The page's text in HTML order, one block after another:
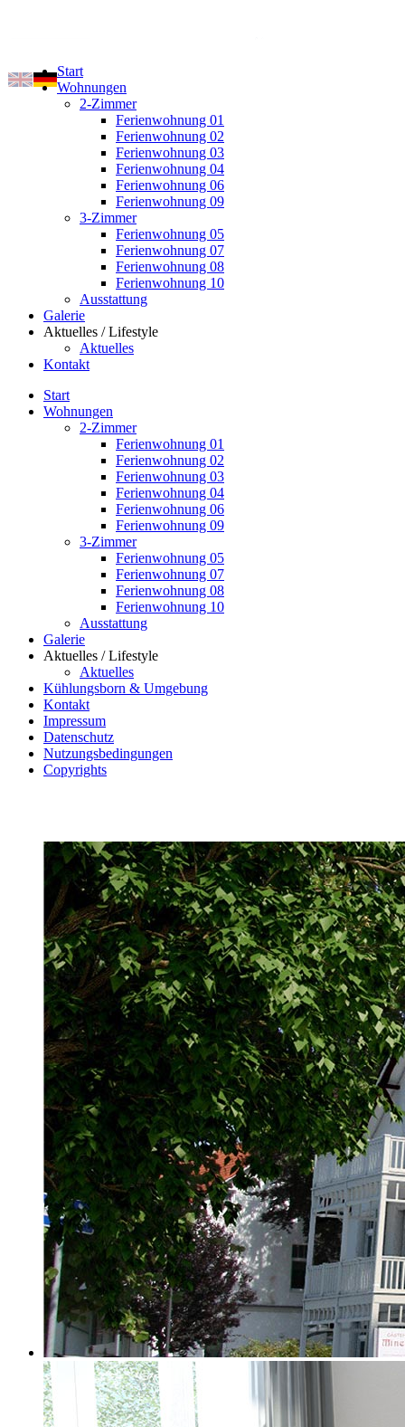
Start
Wohnungen
2-Zimmer
Ferienwohnung 01
Ferienwohnung 02
Ferienwohnung 03
Ferienwohnung 04
Ferienwohnung 06
Ferienwohnung 09
3-Zimmer
Ferienwohnung 05
Ferienwohnung 07
Ferienwohnung 08
Ferienwohnung 10
Ausstattung
Galerie
Aktuelles / Lifestyle
Aktuelles
Kontakt
Start
Wohnungen
2-Zimmer
Ferienwohnung 01
Ferienwohnung 02
Ferienwohnung 03
Ferienwohnung 04
Ferienwohnung 06
Ferienwohnung 09
3-Zimmer
Ferienwohnung 05
Ferienwohnung 07
Ferienwohnung 08
Ferienwohnung 10
Ausstattung
Galerie
Aktuelles / Lifestyle
Aktuelles
Kühlungsborn & Umgebung
Kontakt
Impressum
Datenschutz
Nutzungsbedingungen
Copyrights